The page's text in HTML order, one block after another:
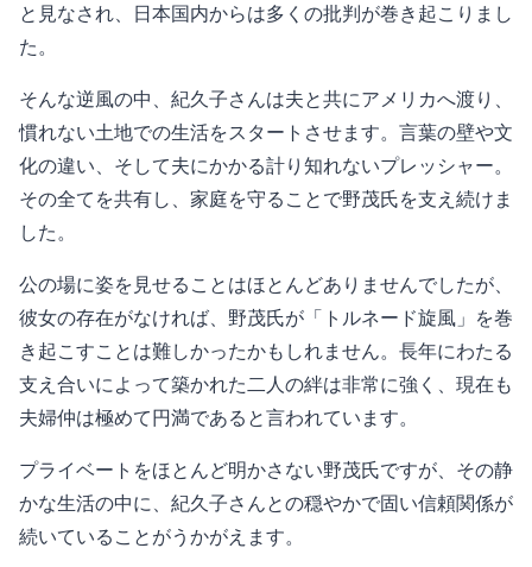
と見なされ、日本国内からは多くの批判が巻き起こりまし
た。
そんな逆風の中、紀久子さんは夫と共にアメリカへ渡り、
慣れない土地での生活をスタートさせます。言葉の壁や文
化の違い、そして夫にかかる計り知れないプレッシャー。
その全てを共有し、家庭を守ることで野茂氏を支え続けま
した。
公の場に姿を見せることはほとんどありませんでしたが、
彼女の存在がなければ、野茂氏が「トルネード旋風」を巻
き起こすことは難しかったかもしれません。長年にわたる
支え合いによって築かれた二人の絆は非常に強く、現在も
夫婦仲は極めて円満であると言われています。
プライベートをほとんど明かさない野茂氏ですが、その静
かな生活の中に、紀久子さんとの穏やかで固い信頼関係が
続いていることがうかがえます。